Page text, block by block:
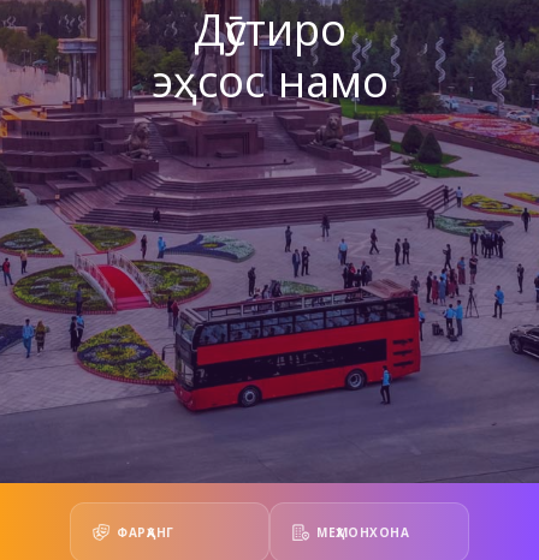
Дӯстиро
эҳсос намо
ФАРҲАНГ МЕҲМОНХОНА